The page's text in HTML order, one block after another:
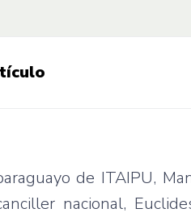
de ITAIPU,
nacional,